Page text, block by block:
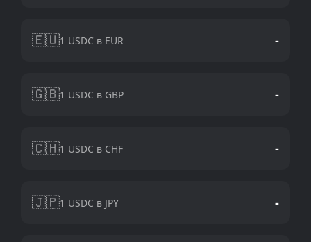
🇪🇺1 USDC в EUR -
🇬🇧1 USDC в GBP -
🇨🇭1 USDC в CHF -
🇯🇵1 USDC в JPY -